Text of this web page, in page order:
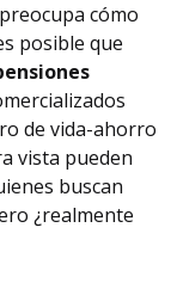
cómo
posible que
de vida-ahorro
vista pueden
buscan
¿realmente